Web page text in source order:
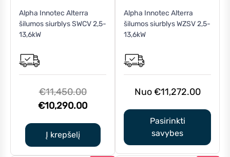
Alpha Innotec Alterra
šilumos siurblys SWCV 2,5-
13,6kW
€11,450.00Original
price
€10,290.00Current
€10,290.00.
Į krepšelį
Alpha Innotec Alterra
šilumos siurblys WZSV 2,5-
13,6kW
€11,272.00
Pasirinkti
savybes
product
has
options
may
on
the